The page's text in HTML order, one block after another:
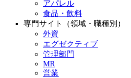
アパレル
食品・飲料
専門サイト（領域・職種別）
外資
エグゼクティブ
管理部門
MR
営業